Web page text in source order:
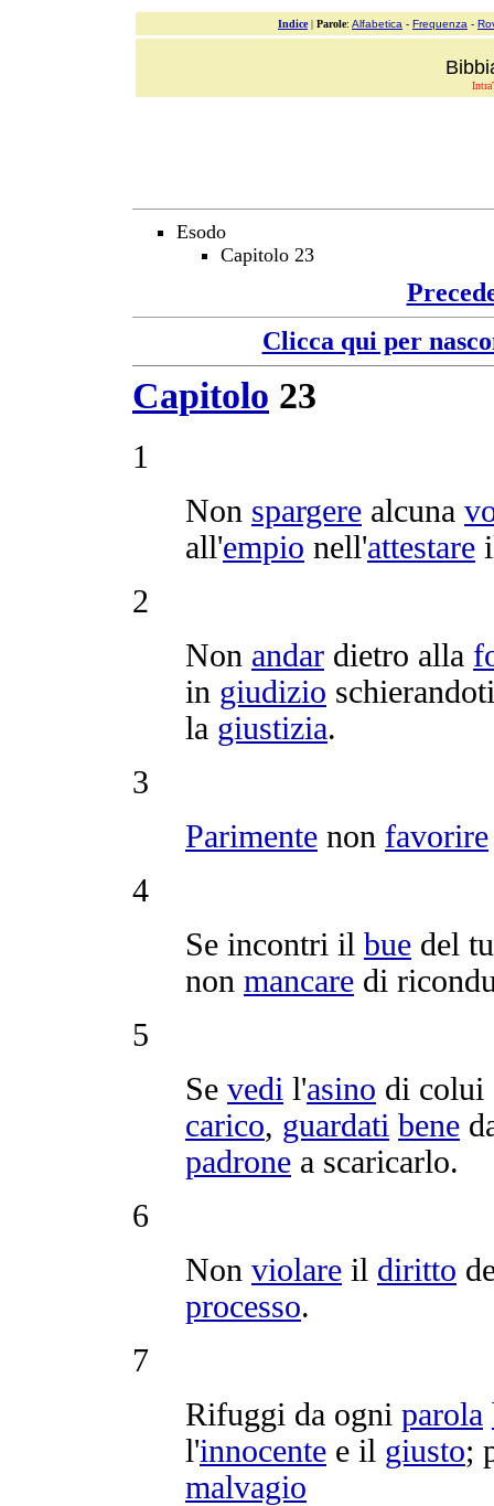
Indice| Parole: Alfabetica - Frequenza -
Esodo
Capitolo 23
Clicca qui per
Capitolo 23
1
Non spargere alcuna
all'empio nell'attestare
2
Non andar dietro alla
in giudizio schierandoti
la giustizia.
3
Parimente non favorire
4
Se incontri il bue del
non mancare di
5
Se vedi l'asino di colui
carico, guardati bene
padrone a scaricarlo.
6
Non violare il diritto
processo.
7
Rifuggi da ogni parola
l'innocente e il giusto;
malvagio